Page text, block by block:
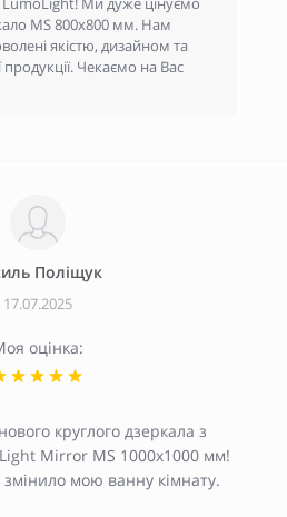
MS 800x800 мм. Нам
якістю, дизайном та
Чекаємо на Вас
Поліщук
17.07.2025
оцінка:
круглого дзеркала з
Mirror MS 1000x1000 мм!
мою ванну кімнату.